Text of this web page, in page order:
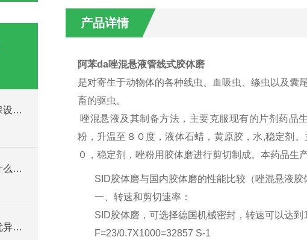
芳纶沉析机的维护保养是确保设备正常运行的关键
高剪切胶体磨在保存方面有什么要领？
石墨烯研磨分散机都有哪些优异的性能呢？
产品详情
阿苯da唑混悬液管线式胶体磨
是对寄生于动物体的各种线虫、血吸虫、绦虫以及囊
畜的驱虫。
唑混悬液及其制备方法，主要克服现有的片剂药品
粉，升温至８０度，液体石蜡，黄原胶，水,稳定剂
０，稳定剂，唑粉用胶体磨进行剪切制成。本药品生
SID胶体磨与国内胶体磨的性能比较（唑混悬液
一、转速和剪切速率：
SID胶体磨，可选择德国机械密封，转速可以达
F=23/0.7X1000=32857 S-1